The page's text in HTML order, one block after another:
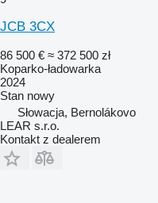
JCB 3CX
86 500 € ≈ 372 500 zł
Koparko-ładowarka
2024
Stan nowy
Słowacja, Bernolákovo
LEAR s.r.o.
Kontakt z dealerem